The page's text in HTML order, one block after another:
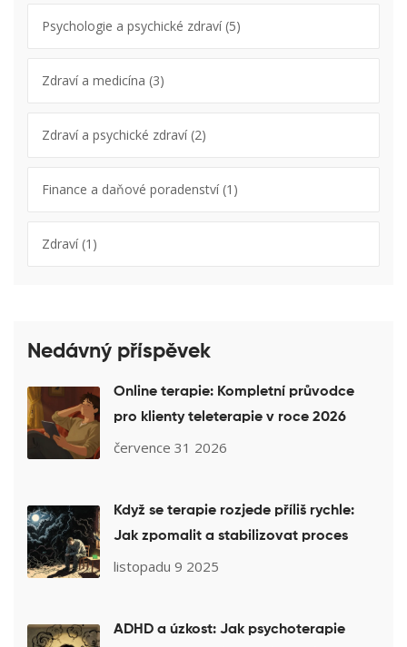
Psychologie a psychické zdraví(5)
Zdraví a medicína (3)
Zdraví a psychické zdraví(2)
Finance a daňové poradenství(1)
Zdraví(1)
Nedávný příspěvek
Online terapie: Kompletní průvodce
pro klienty teleterapie v roce 2026
července 31 2026
Když se terapie rozjede příliš rychle:
Jak zpomalit a stabilizovat proces
listopadu 9 2025
ADHD a úzkost: Jak psychoterapie